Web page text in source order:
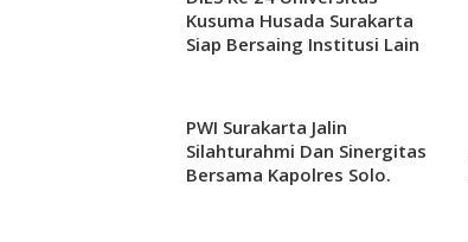
Kusuma Husada Surakarta
Siap Bersaing Institusi Lain
PWI Surakarta Jalin
Silahturahmi Dan Sinergitas
Bersama Kapolres Solo.